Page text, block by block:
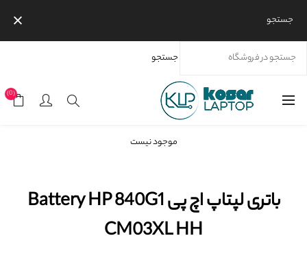
جستجو
جستجو
(0)
باتری لپتاپ اچ پی Battery HP 840G1 CM03XL HH
باتری لپتاپ اچ پی Battery HP 840G1
CM03XL HH
موجود نیست